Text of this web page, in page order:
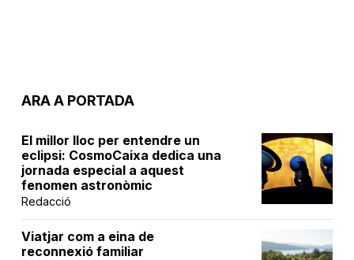
ARA A PORTADA
El millor lloc per entendre un
eclipsi: CosmoCaixa dedica una
jornada especial a aquest
fenomen astronòmic
Redacció
Viatjar com a eina de
reconnexió familiar